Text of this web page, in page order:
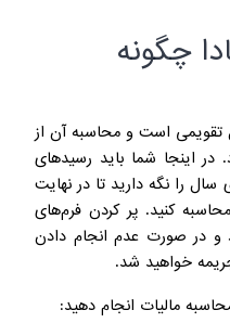
چگونه
تقویمی است و محاسبه آن از
در اینجا شما باید رسیدهای
سال را نگه دارید تا در نهایت
کنید. پر کردن فرم‌های
و در صورت عدم انجام دادن
خواهید شد.
مالیات انجام دهید: